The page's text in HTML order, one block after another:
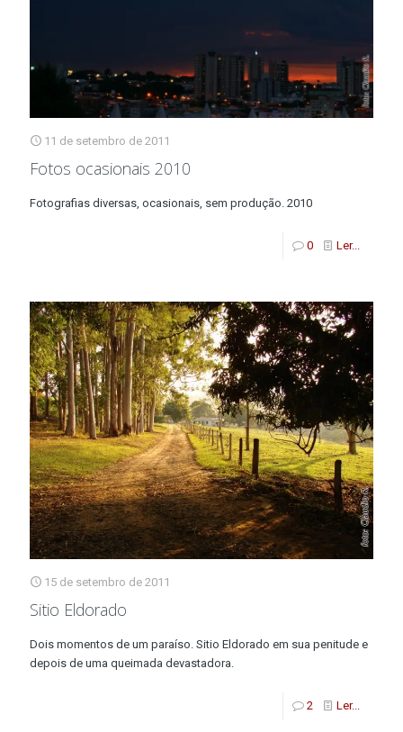
11 de setembro de 2011
Fotos ocasionais 2010
Fotografias diversas, ocasionais, sem produção. 2010
0 Ler...
15 de setembro de 2011
Sitio Eldorado
Dois momentos de um paraíso. Sitio Eldorado em sua penitude e
depois de uma queimada devastadora.
2 Ler...